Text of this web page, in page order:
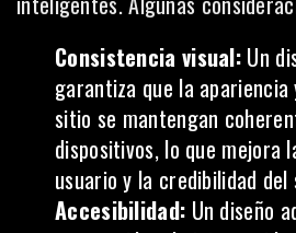
Consistencia visual: Un
garantiza que la
sitio se mantengan
dispositivos, lo que mejora
usuario y la credibilidad
Accesibilidad: Un diseño